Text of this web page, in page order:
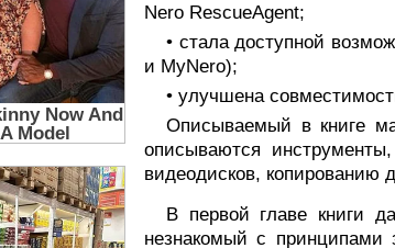
Nero RescueAgent;
• стала доступной
и MyNero);
• улучшена
Описываемый в книге
описываются
видеодисков, копированию
В первой главе книги
незнакомый с принципами